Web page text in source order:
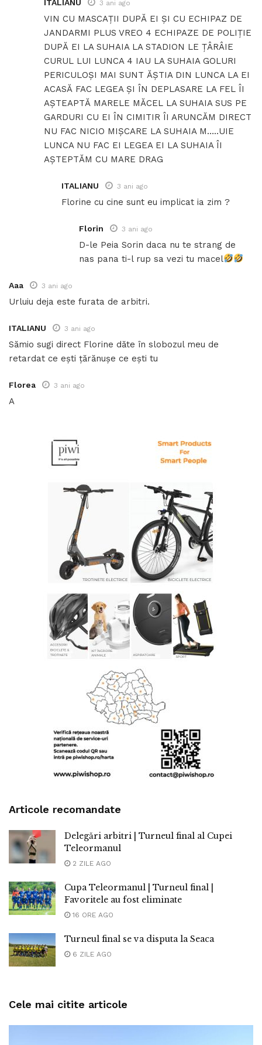
ITALIANU 3 ani ago
VIN CU MASCAȚII DUPĂ EI ȘI CU ECHIPAZ DE
JANDARMI PLUS VREO 4 ECHIPAZE DE POLIȚIE
DUPĂ EI LA SUHAIA LA STADION LE ȚÂRÂIE
CURUL LUI LUNCA 4 IAU LA SUHAIA GOLURI
PERICULOȘI MAI SUNT ĂȘTIA DIN LUNCA LA EI
ACASĂ FAC LEGEA ȘI ÎN DEPLASARE LA FEL ÎI
AȘTEAPTĂ MARELE MĂCEL LA SUHAIA SUS PE
GARDURI CU EI ÎN CIMITIR ÎI ARUNCĂM DIRECT
NU FAC NICIO MIȘCARE LA SUHAIA M…..UIE
LUNCA NU FAC EI LEGEA EI LA SUHAIA ÎI
AȘTEPTĂM CU MARE DRAG
ITALIANU 3 ani ago
Florine cu cine sunt eu implicat ia zim ?
Florin 3 ani ago
D-le Peia Sorin daca nu te strang de
nas pana ti-l rup sa vezi tu macel
Aaa 3 ani ago
Urluiu deja este furata de arbitri.
ITALIANU 3 ani ago
Sămio sugi direct Florine dăte în slobozul meu de
retardat ce ești țărănușe ce ești tu
Florea 3 ani ago
A
Articole recomandate
Delegări arbitri | Turneul final al Cupei
Teleormanul
2 ZILE AGO
Cupa Teleormanul | Turneul final |
Favoritele au fost eliminate
16 ORE AGO
Turneul final se va disputa la Seaca
6 ZILE AGO
Cele mai citite articole